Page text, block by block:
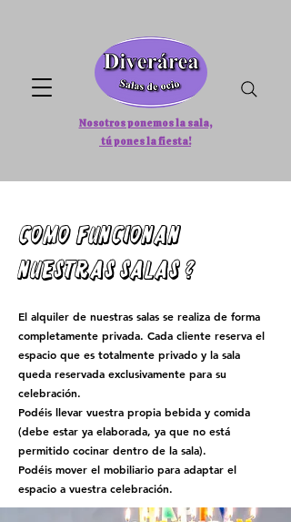
Nosotros ponemos la sala,
tú pones la fiesta!
Como funcionan
nuestras salas ?
El alquiler de nuestras salas se realiza de forma
completamente privada. Cada cliente reserva el
espacio que es totalmente privado y la sala
queda reservada exclusivamente para su
celebración.
Podéis llevar vuestra propia bebida y comida
(debe estar ya elaborada, ya que no está
permitido cocinar dentro de la sala).
Podéis mover el mobiliario para adaptar el
espacio a vuestra celebración.